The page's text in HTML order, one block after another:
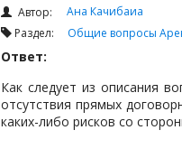
Автор: Ана Качибаиа
Раздел: Общие вопросы
Ответ:
Как следует из описания
отсутствия прямых
каких-либо рисков со